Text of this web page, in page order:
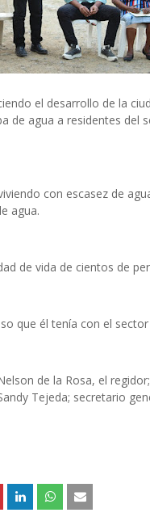
el desarrollo de la
de agua a residentes del
con escasez de
agua.
de vida de cientos de
que él tenía con el sector
de la Rosa, el
Tejeda; secretario